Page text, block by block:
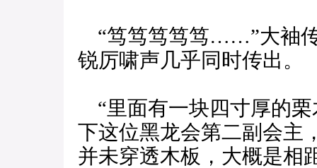
“笃笃笃笃笃……”大袖
锐厉啸声几乎同时传出。
“里面有一块四寸厚的栗
下这位黑龙会第二副会主
并未穿透木板，大概是相